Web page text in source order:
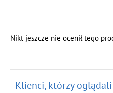
Nikt jeszcze nie ocenił tego
Klienci, którzy